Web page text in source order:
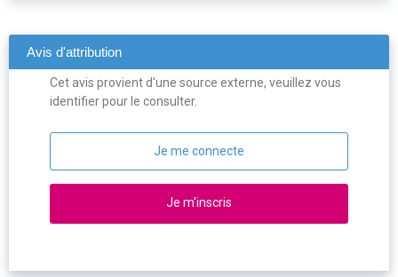
Avis d'attribution
Cet avis provient d'une source externe, veuillez vous
identifier pour le consulter.
Je me connecte
Je m'inscris